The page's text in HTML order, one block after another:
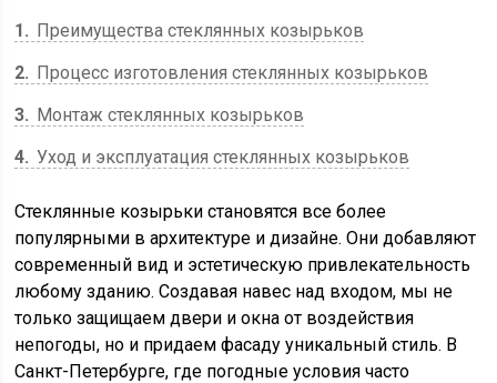
1
Преимущества стеклянных козырьков
2
Процесс изготовления стеклянных козырьков
3
Монтаж стеклянных козырьков
4 Уход и эксплуатация стеклянных козырьков
Стеклянные козырьки становятся все более
популярными в архитектуре и дизайне. Они добавляют
современный вид и эстетическую привлекательность
любому зданию. Создавая навес над входом, мы не
только защищаем двери и окна от воздействия
непогоды, но и придаем фасаду уникальный стиль. В
Санкт-Петербурге, где погодные условия часто